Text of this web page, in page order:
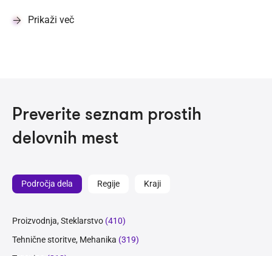
Prikaži več
Preverite seznam prostih
delovnih mest
Področja dela Regije Kraji
Proizvodnja, Steklarstvo (410)
Tehnične storitve, Mehanika (319)